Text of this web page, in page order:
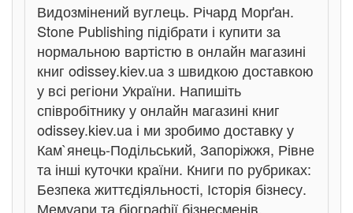
Видозмінений вуглець. Річард Морґан.
Stone Publishing підібрати і купити за
нормальною вартістю в онлайн магазині
книг odissey.kiev.ua з швидкою доставкою
у всі регіони України. Напишіть
співробітнику у онлайн магазині книг
odissey.kiev.ua і ми зробимо доставку у
Кам`янець-Подільський, Запоріжжя, Рівне
та інші куточки країни. Книги по рубриках:
Безпека життєдіяльності, Історія бізнесу.
Мемуари та біографії бізнесменів,